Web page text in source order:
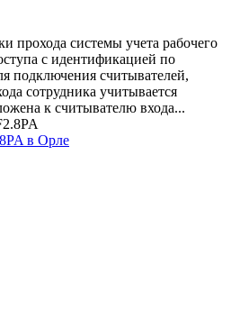
прохода системы учета рабочего
с идентификацией по
подключения считывателей,
сотрудника учитывается
к считывателю входа...
в Орле